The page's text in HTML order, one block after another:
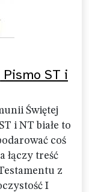
ST i
Świętej
i NT białe to
coś
łączy treść
z
I